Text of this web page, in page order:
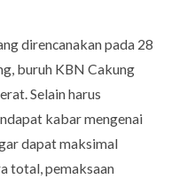
direncanakan pada 28
buruh KBN Cakung
Selain harus
kabar mengenai
dapat maksimal
total, pemaksaan